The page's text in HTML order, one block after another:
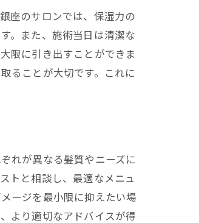
座のサロンでは、保湿力の
。また、施術当日は清潔な
限に引き出すことができま
ることが大切です。これに
れが異なる髪質やニーズに
トと相談し、最適なメニュ
ージを最小限に抑えたい場
より適切なアドバイスが得